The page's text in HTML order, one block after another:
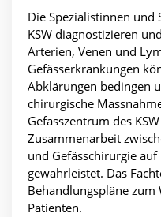
Die Spezialistinnen und
KSW diagnostizieren
Arterien, Venen und
Gefässerkrankungen
Abklärungen bedingen
chirurgische
Gefässzentrum des
Zusammenarbeit
und Gefässchirurgie
gewährleistet. Das
Behandlungspläne
Patienten.